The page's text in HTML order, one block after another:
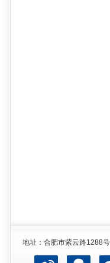
地址：合肥市紫云路1288号